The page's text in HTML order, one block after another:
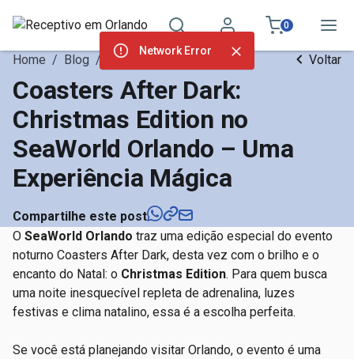
0
Home / Blog / Atrações Orlando Voltar
Coasters After Dark:
Christmas Edition no
SeaWorld Orlando – Uma
Experiência Mágica
Compartilhe este post
O SeaWorld Orlando traz uma edição especial do evento
noturno Coasters After Dark, desta vez com o brilho e o
encanto do Natal: o Christmas Edition. Para quem busca
uma noite inesquecível repleta de adrenalina, luzes
festivas e clima natalino, essa é a escolha perfeita.
Se você está planejando visitar Orlando, o evento é uma
Network Error